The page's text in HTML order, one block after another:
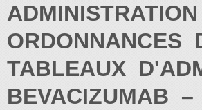
TABLEAUX
BEVACIZUMAB